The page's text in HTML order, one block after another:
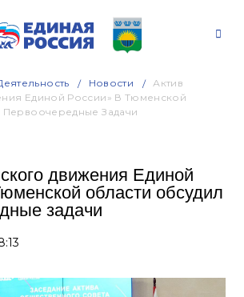
Новости
Актив
Единой России» В Тюменской
Задачи
движения Единой
области обсудил
задачи